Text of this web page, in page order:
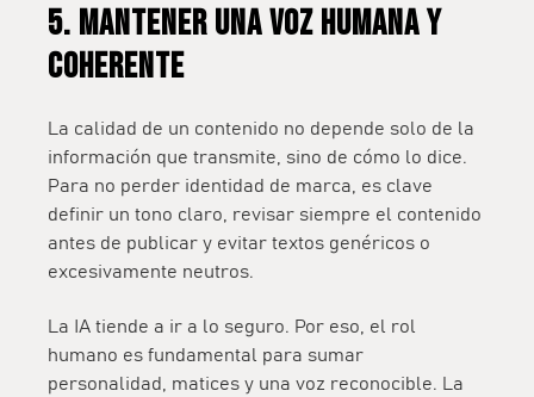
5. Mantener una voz humana y
coherente
La calidad de un contenido no depende solo de la
información que transmite, sino de cómo lo dice.
Para no perder identidad de marca, es clave
definir un tono claro, revisar siempre el contenido
antes de publicar y evitar textos genéricos o
excesivamente neutros.
La IA tiende a ir a lo seguro. Por eso, el rol
humano es fundamental para sumar
personalidad, matices y una voz reconocible. La